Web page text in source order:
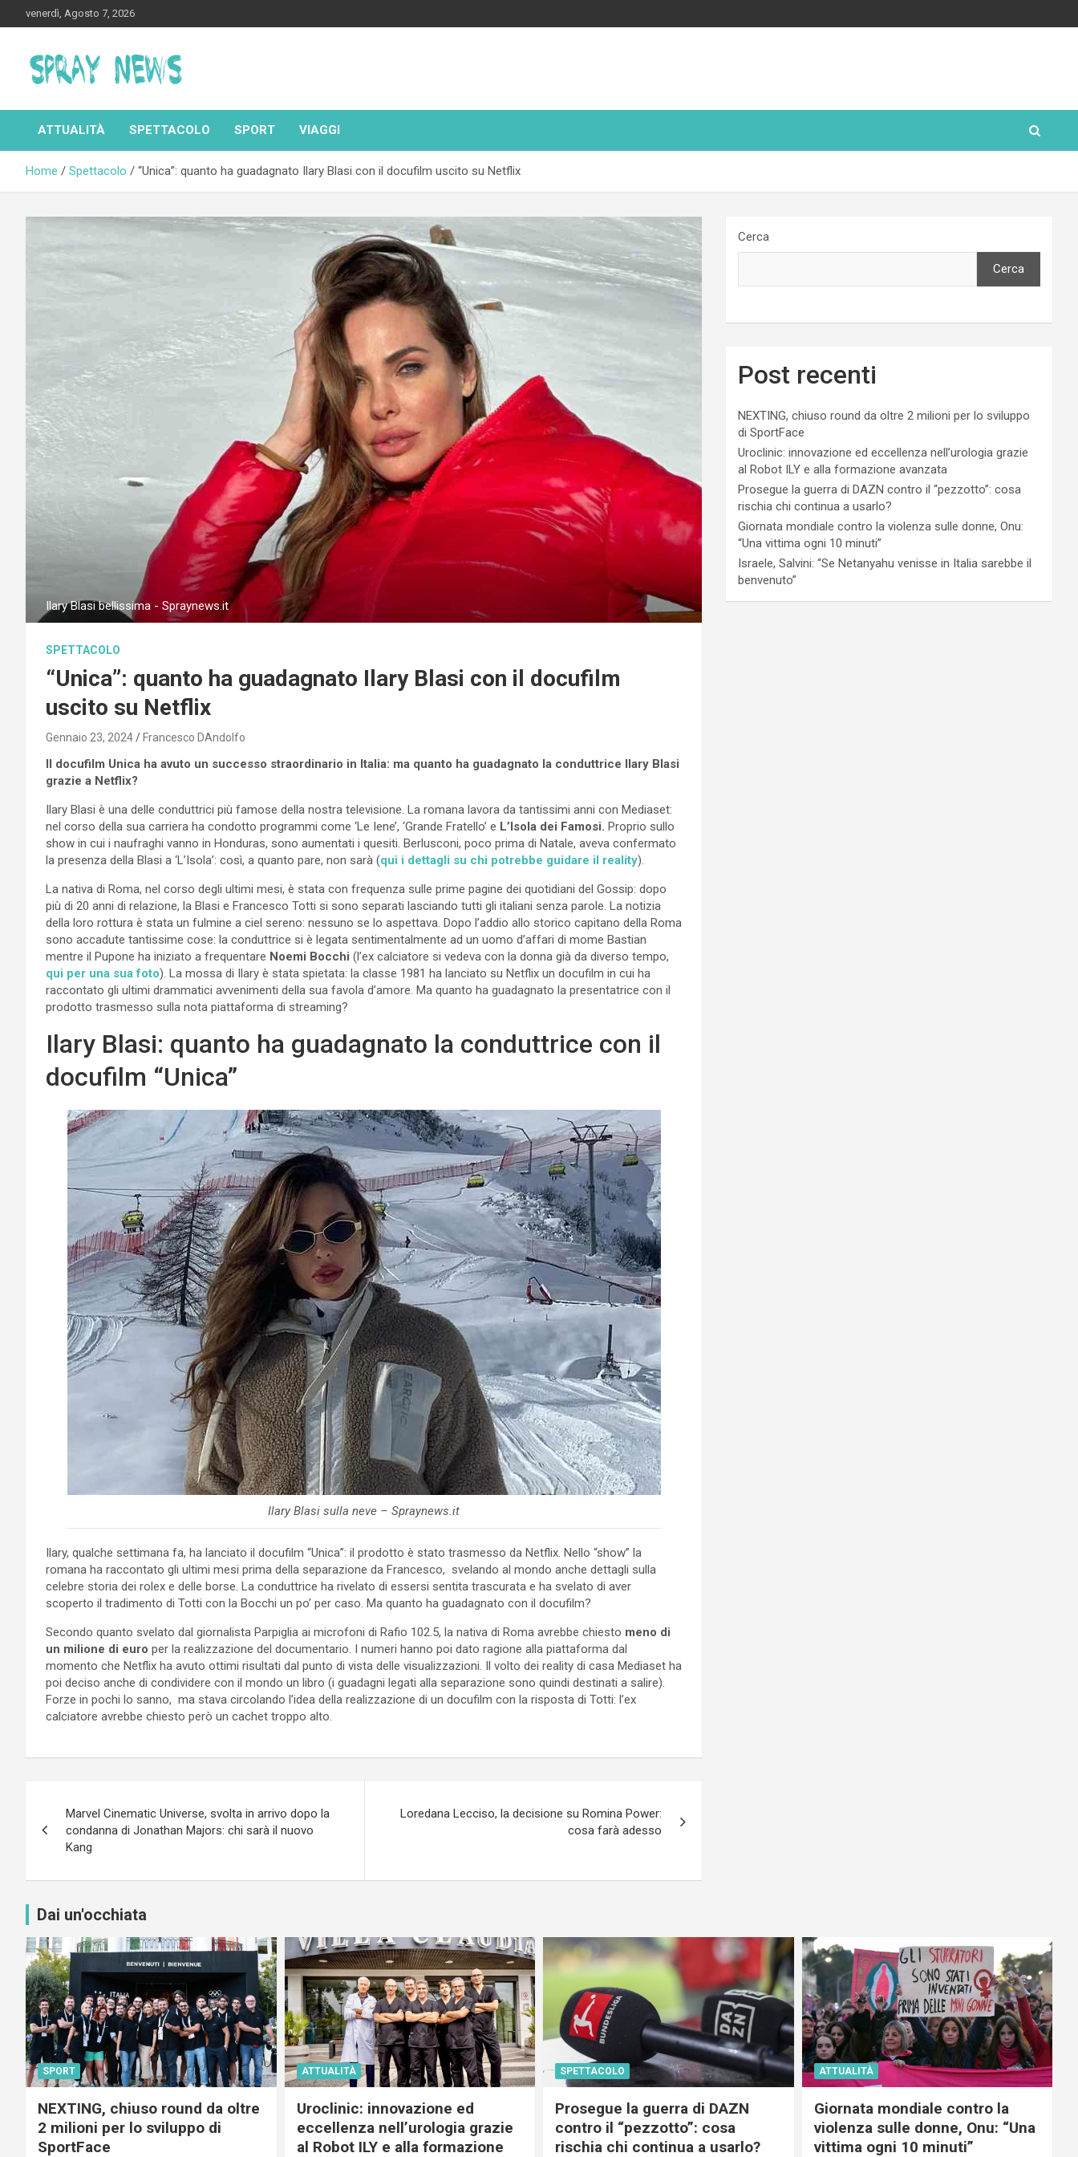
to
venerdì, Agosto 7, 2026
Spraynews.it
ATTUALITÀ SPETTACOLO SPORT VIAGGI
Home Spettacolo “Unica”: quanto ha guadagnato Ilary Blasi con il docufilm uscito su Netflix
Ilary Blasi bellissima - Spraynews.it
SPETTACOLO
“Unica”: quanto ha guadagnato Ilary Blasi con il docufilm
uscito su Netflix
Gennaio 23, 2024 Francesco DAndolfo
Il docufilm Unica ha avuto un successo straordinario in Italia: ma quanto ha guadagnato la conduttrice Ilary Blasi
grazie a Netflix?
Ilary Blasi è una delle conduttrici più famose della nostra televisione. La romana lavora da tantissimi anni con Mediaset:
nel corso della sua carriera ha condotto programmi come ‘Le Iene’, ‘Grande Fratello’ e L’Isola dei Famosi. Proprio sullo
show in cui i naufraghi vanno in Honduras, sono aumentati i quesiti. Berlusconi, poco prima di Natale, aveva confermato
la presenza della Blasi a ‘L’Isola’: così, a quanto pare, non sarà (qui i dettagli su chi potrebbe guidare il reality).
La nativa di Roma, nel corso degli ultimi mesi, è stata con frequenza sulle prime pagine dei quotidiani del Gossip: dopo
più di 20 anni di relazione, la Blasi e Francesco Totti si sono separati lasciando tutti gli italiani senza parole. La notizia
della loro rottura è stata un fulmine a ciel sereno: nessuno se lo aspettava. Dopo l’addio allo storico capitano della Roma
sono accadute tantissime cose: la conduttrice si è legata sentimentalmente ad un uomo d’affari di mome Bastian
mentre il Pupone ha iniziato a frequentare Noemi Bocchi (l’ex calciatore si vedeva con la donna già da diverso tempo,
qui per una sua foto). La mossa di Ilary è stata spietata: la classe 1981 ha lanciato su Netflix un docufilm in cui ha
raccontato gli ultimi drammatici avvenimenti della sua favola d’amore. Ma quanto ha guadagnato la presentatrice con il
prodotto trasmesso sulla nota piattaforma di streaming?
Ilary Blasi: quanto ha guadagnato la conduttrice con il
docufilm “Unica”
Ilary Blasi sulla neve – Spraynews.it
Ilary, qualche settimana fa, ha lanciato il docufilm “Unica”: il prodotto è stato trasmesso da Netflix. Nello “show” la
romana ha raccontato gli ultimi mesi prima della separazione da Francesco, svelando al mondo anche dettagli sulla
celebre storia dei rolex e delle borse. La conduttrice ha rivelato di essersi sentita trascurata e ha svelato di aver
scoperto il tradimento di Totti con la Bocchi un po’ per caso. Ma quanto ha guadagnato con il docufilm?
Secondo quanto svelato dal giornalista Parpiglia ai microfoni di Rafio 102.5, la nativa di Roma avrebbe chiesto meno di
un milione di euro per la realizzazione del documentario. I numeri hanno poi dato ragione alla piattaforma dal
momento che Netflix ha avuto ottimi risultati dal punto di vista delle visualizzazioni. Il volto dei reality di casa Mediaset ha
poi deciso anche di condividere con il mondo un libro (i guadagni legati alla separazione sono quindi destinati a salire).
Forze in pochi lo sanno, ma stava circolando l’idea della realizzazione di un docufilm con la risposta di Totti: l’ex
calciatore avrebbe chiesto però un cachet troppo alto.
articoli
Marvel Cinematic Universe, svolta in arrivo dopo la
condanna di Jonathan Majors: chi sarà il nuovo
Kang
Loredana Lecciso, la decisione su Romina Power:
cosa farà adesso
Cerca
Cerca
Post recenti
NEXTING, chiuso round da oltre 2 milioni per lo sviluppo
di SportFace
Uroclinic: innovazione ed eccellenza nell’urologia grazie
al Robot ILY e alla formazione avanzata
Prosegue la guerra di DAZN contro il “pezzotto”: cosa
rischia chi continua a usarlo?
Giornata mondiale contro la violenza sulle donne, Onu:
“Una vittima ogni 10 minuti”
Israele, Salvini: “Se Netanyahu venisse in Italia sarebbe il
benvenuto”
Dai un'occhiata
SPORT
NEXTING, chiuso round da oltre
2 milioni per lo sviluppo di
SportFace
ATTUALITÀ
Uroclinic: innovazione ed
eccellenza nell’urologia grazie
al Robot ILY e alla formazione
SPETTACOLO
Prosegue la guerra di DAZN
contro il “pezzotto”: cosa
rischia chi continua a usarlo?
ATTUALITÀ
Giornata mondiale contro la
violenza sulle donne, Onu: “Una
vittima ogni 10 minuti”